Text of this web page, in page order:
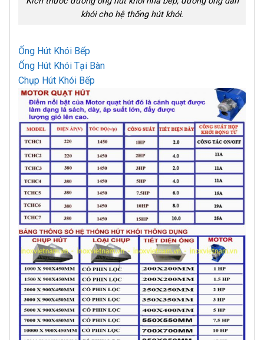
khói cho hệ thống hút khói.
Ống Hút Khói Bếp
Ống Hút Khói Tại Bàn
Chụp Hút Khói Bếp